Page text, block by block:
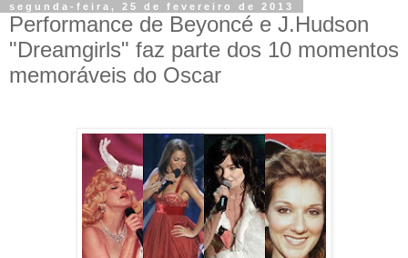
segunda-feira, 25 de fevereiro de 2013
Performance de Beyoncé e J.Hudson
"Dreamgirls" faz parte dos 10 momentos
memoráveis do Oscar